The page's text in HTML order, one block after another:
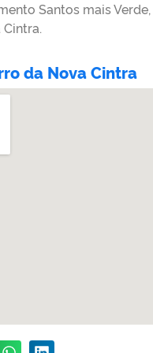
Santos mais
da Nova Cintra